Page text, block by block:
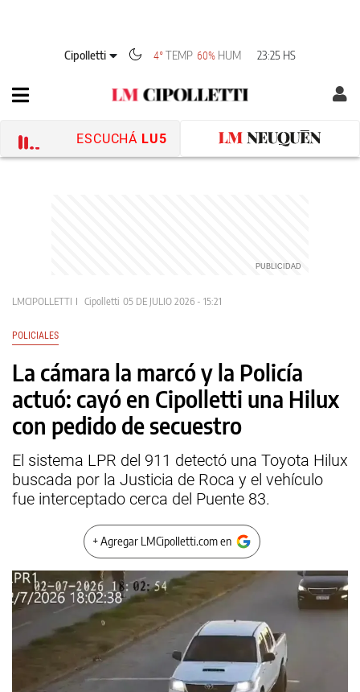
Cipolletti 4°TEMP 60% HUM 23:25 HS
ESCUCHÁ LU5
LMCIPOLLETTI Cipolletti 05 DE JULIO 2026 - 15:21
POLICIALES
La cámara la marcó y la Policía
actuó: cayó en Cipolletti una Hilux
con pedido de secuestro
El sistema LPR del 911 detectó una Toyota Hilux
buscada por la Justicia de Roca y el vehículo
fue interceptado cerca del Puente 83.
+ Agregar LMCipolletti.com en